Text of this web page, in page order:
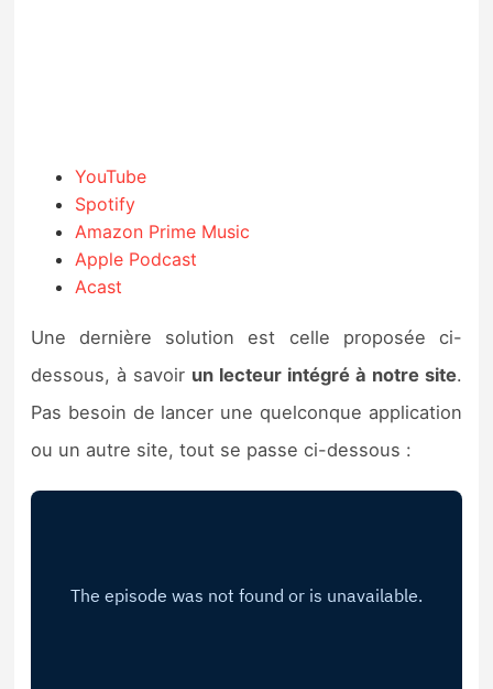
YouTube
Spotify
Amazon Prime Music
Apple Podcast
Acast
Une dernière solution est celle proposée ci-
dessous, à savoir un lecteur intégré à notre site.
Pas besoin de lancer une quelconque application
ou un autre site, tout se passe ci-dessous :